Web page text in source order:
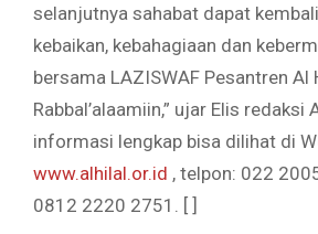
selanjutnya sahabat dapat
kebaikan, kebahagiaan dan
bersama LAZISWAF Pesantren Al
Rabbal’alaamiin,” ujar Elis redaksi
informasi lengkap bisa dilihat di
www.alhilal.or.id , telpon: 022
0812 2220 2751. [ ]